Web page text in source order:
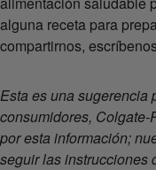
alguna receta para
compartirnos,
Esta es una sugerencia
consumidores,
por esta información;
seguir las instrucciones